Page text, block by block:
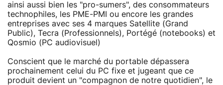
ainsi aussi bien les "pro-sumers", des consommateurs
technophiles, les PME-PMI ou encore les grandes
entreprises avec ses 4 marques Satellite (Grand
Public), Tecra (Professionnels), Portégé (notebooks) et
Qosmio (PC audiovisuel)
Conscient que le marché du portable dépassera
prochainement celui du PC fixe et jugeant que ce
produit devient un "compagnon de notre quotidien", le